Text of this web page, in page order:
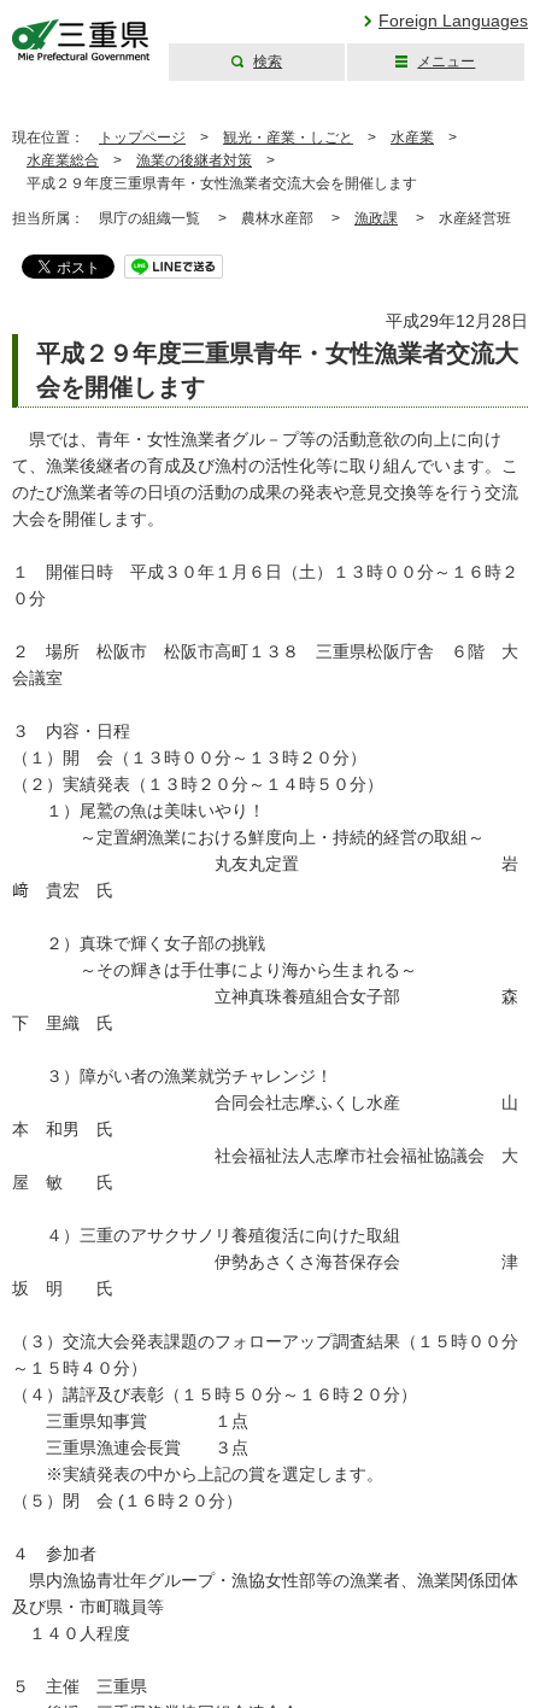
Foreign Languages
検索 メニュー
現在位置： トップページ > 観光・産業・しごと > 水産業 >
水産業総合 > 漁業の後継者対策 >
平成２９年度三重県青年・女性漁業者交流大会を開催します
担当所属： 県庁の組織一覧 > 農林水産部 > 漁政課 > 水産経営班
平成29年12月28日
平成２９年度三重県青年・女性漁業者交流大
会を開催します
県では、青年・女性漁業者グル－プ等の活動意欲の向上に向け
て、漁業後継者の育成及び漁村の活性化等に取り組んでいます。こ
のたび漁業者等の日頃の活動の成果の発表や意見交換等を行う交流
大会を開催します。
１ 開催日時 平成３０年１月６日（土）１３時００分～１６時２
０分
２ 場所 松阪市 松阪市高町１３８ 三重県松阪庁舎 ６階 大
会議室
３ 内容・日程
（１）開 会（１３時００分～１３時２０分）
（２）実績発表（１３時２０分～１４時５０分）
１）尾鷲の魚は美味いやり！
～定置網漁業における鮮度向上・持続的経営の取組～
丸友丸定置 岩
﨑 貴宏 氏
２）真珠で輝く女子部の挑戦
～その輝きは手仕事により海から生まれる～
立神真珠養殖組合女子部 森
下 里織 氏
３）障がい者の漁業就労チャレンジ！
合同会社志摩ふくし水産 山
本 和男 氏
社会福祉法人志摩市社会福祉協議会 大
屋 敏 氏
４）三重のアサクサノリ養殖復活に向けた取組
伊勢あさくさ海苔保存会 津
坂 明 氏
（３）交流大会発表課題のフォローアップ調査結果（１５時００分
～１５時４０分）
（４）講評及び表彰（１５時５０分～１６時２０分）
三重県知事賞 １点
三重県漁連会長賞 ３点
※実績発表の中から上記の賞を選定します。
（５）閉 会 (１６時２０分）
４ 参加者
県内漁協青壮年グループ・漁協女性部等の漁業者、漁業関係団体
及び県・市町職員等
１４０人程度
５ 主催 三重県